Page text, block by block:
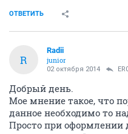
ОТВЕТИТЬ
R
Radii
junior
02 октября 2014
Добрый день.
Мое мнение такое, что
данное необходимо то
Просто при оформлении